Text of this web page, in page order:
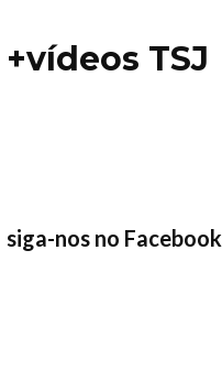
+vídeos TSJ
siga-nos no Facebook